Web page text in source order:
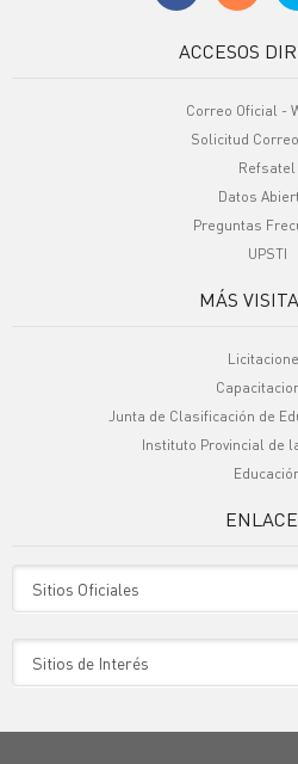
ACCESOS
Correo Oficial -
Solicitud
Refsatel
Datos
Preguntas
UPSTI
MÁS
Junta de Clasificación de
Instituto Provincial de